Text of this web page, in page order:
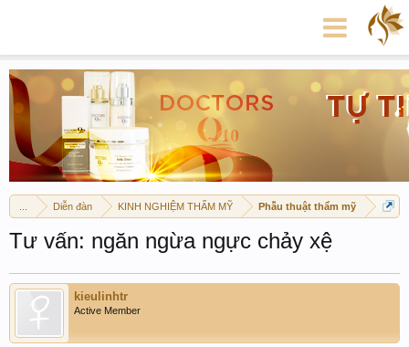
Diễn đàn KINH NGHIỆM THẨM MỸ Phẫu thuật thẩm mỹ
Tư vấn: ngăn ngừa ngực chảy xệ
kieulinhtr
Active Member